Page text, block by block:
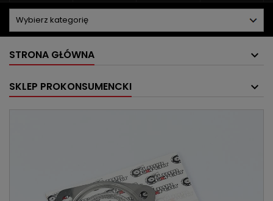
STRONA GŁÓWNA
SKLEP PROKONSUMENCKI